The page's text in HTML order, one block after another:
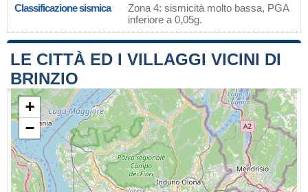
Classificazione sismica
Zona 4: sismicità molto bassa, PGA
inferiore a 0,05g.
LE CITTÀ ED I VILLAGGI VICINI DI
BRINZIO
+
−